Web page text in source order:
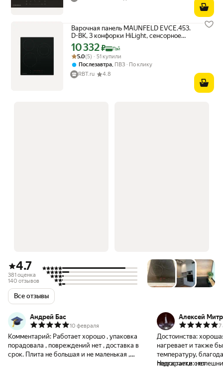
Варочная панель MAUNFELD EVCE.453.
D-BK, 3 конфорки HiLight, сенсорное
управление
Цена с картой Яндекс Пэй 10332 ₽ вместо
10 332₽ Пэй
Рейтинг товара: 5.0 из 5
Оценок: (5) · 51 купили
5.0(5) · 51 купили
Послезавтра, ПВЗ
По клику
RBT.ru
4.8
4.7
381 оценка
140 отзывов
Все отзывы
Андрей Бас
10 февраля
Комментарий: Работает хорошо , упаковка
порадовала , повреждений нет , доставка в
срок. Плита не большая и не маленькая ,
Алексей
7
Достоинства:
нагревает и также
температуру,
подгарает,в
Недостатки: нет